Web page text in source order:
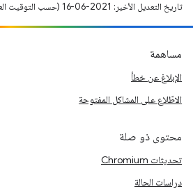
تاريخ التعديل الأخير: 2021-06-16 (حسب التوقيت العالمي المتفَّق عليه)
مساهمة
الإبلاغ عن خطأ
الاطّلاع على المشاكل المفتوحة
محتوى ذو صلة
تحديثات Chromium
دراسات الحالة